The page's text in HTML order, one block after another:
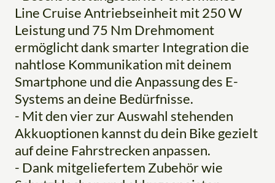
Line Cruise Antriebseinheit mit 250 W
Leistung und 75 Nm Drehmoment
ermöglicht dank smarter Integration die
nahtlose Kommunikation mit deinem
Smartphone und die Anpassung des E-
Systems an deine Bedürfnisse.
- Mit den vier zur Auswahl stehenden
Akkuoptionen kannst du dein Bike gezielt
auf deine Fahrstrecken anpassen.
- Dank mitgeliefertem Zubehör wie